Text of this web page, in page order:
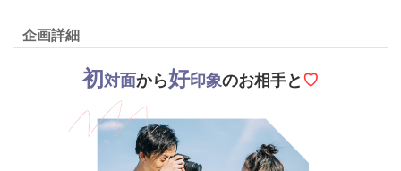
企画詳細
初対面から好印象のお相手と ♡